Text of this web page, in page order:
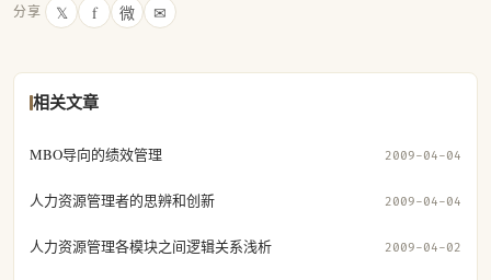
分享 𝕏 f 微 ✉
相关文章
MBO导向的绩效管理 2009-04-04
人力资源管理者的思辨和创新 2009-04-04
人力资源管理各模块之间逻辑关系浅析 2009-04-02